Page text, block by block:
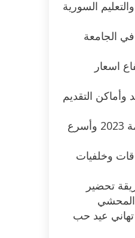
السورية
الجامعة
اسعار
2023 مواعيد وأماكن التقديم
موعد ظهور نتيجة الثانوية العامة 2023 وأسرع
بطاقات وخلفيات
تحضير
المحشي
رسائل الفلانتين للحبيب 2023 تهاني عيد حب